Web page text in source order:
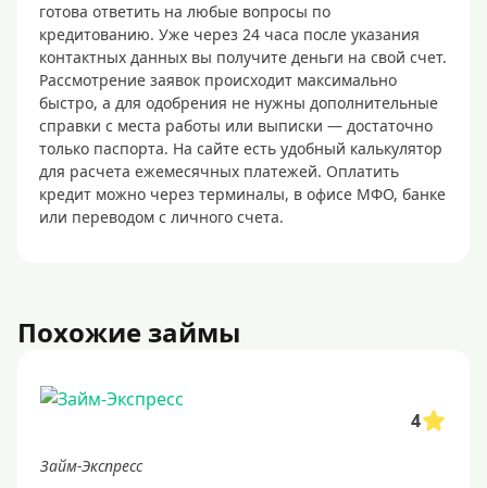
готова ответить на любые вопросы по
кредитованию. Уже через 24 часа после указания
контактных данных вы получите деньги на свой счет.
Рассмотрение заявок происходит максимально
быстро, а для одобрения не нужны дополнительные
справки с места работы или выписки — достаточно
только паспорта. На сайте есть удобный калькулятор
для расчета ежемесячных платежей. Оплатить
кредит можно через терминалы, в офисе МФО, банке
или переводом с личного счета.
Похожие займы
4
Займ-Экспресс